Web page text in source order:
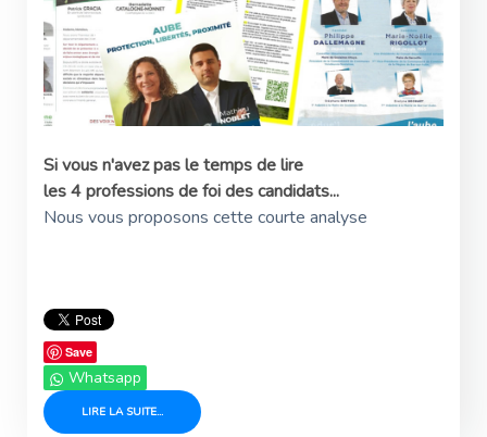
Si vous n'avez pas le temps de lire
les 4 professions de foi des candidats...
Nous vous proposons cette courte analyse
Save
Whatsapp
LIRE LA SUITE...